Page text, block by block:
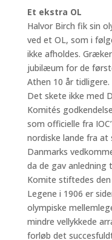
Et ekstra OL
Halvor Birch fik sin
ved et OL, som i
ikke afholdes.
jubilæum for de
Athen 10 år tidligere.
Det skete ikke med
Komités
som officielle fra
nordiske lande fra
Danmarks
da de gav anledning
Komite stiftedes
Legene i 1906 er
olympiske
mindre vellykkede
forløb det